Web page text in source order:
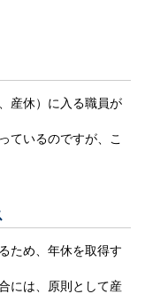
産休）に入る職員が
ているのですが、こ
ため、年休を取得す
には、原則として産